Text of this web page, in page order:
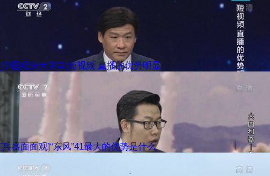
[中国经济大讲堂]短视频 直播的优势明显
[兵器面面观]“东风”41最大的优势是什么